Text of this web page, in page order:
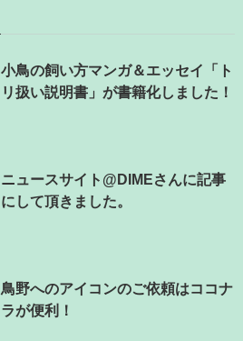
小鳥の飼い方マンガ＆エッセイ「ト
リ扱い説明書」が書籍化しました！
ニュースサイト@DIMEさんに記事
にして頂きました。
鳥野へのアイコンのご依頼はココナ
ラが便利！